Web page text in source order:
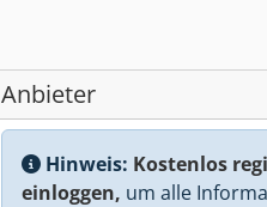
Anbieter
Hinweis: Kostenlos
einloggen, um alle